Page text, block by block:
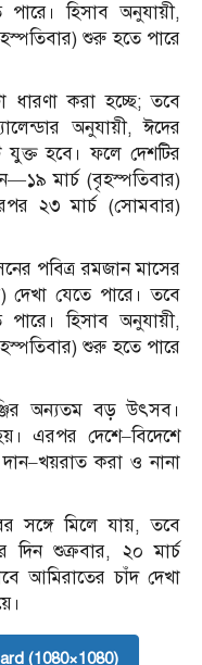
পারে। হিসাব অনুযায়ী,
শুরু হতে পারে
ধারণা করা হচ্ছে; তবে
অনুযায়ী, ঈদের
যুক্ত হবে। ফলে দেশটির
মার্চ (বৃহস্পতিবার)
২৩ মার্চ (সোমবার)
পবিত্র রমজান মাসের
দেখা যেতে পারে। তবে
পারে। হিসাব অনুযায়ী,
শুরু হতে পারে
অন্যতম বড় উৎসব।
এরপর দেশে–বিদেশে
করা ও নানা
সঙ্গে মিলে যায়, তবে
দিন শুক্রবার, ২০ মার্চ
আমিরাতের চাঁদ দেখা
(1080×1080)